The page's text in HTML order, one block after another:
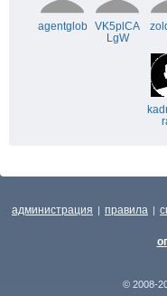
agentglob
VK5plCA
LgW
администрация | правила |
© 2008-